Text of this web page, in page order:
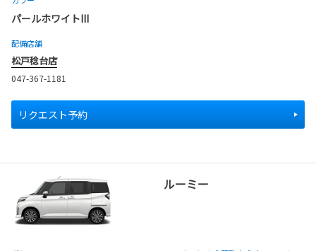
パールホワイトIII
配備店舗
松戸稔台店
047-367-1181
リクエスト予約
ルーミー